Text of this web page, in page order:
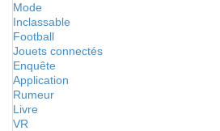
Mode
Inclassable
Football
Jouets connectés
Enquête
Application
Rumeur
Livre
VR